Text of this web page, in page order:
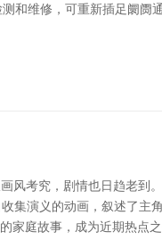
和维修，可重新插足阛阓
风考究，剧情也日趋老到
集演义的动画，叙述了主
家庭故事，成为近期热点